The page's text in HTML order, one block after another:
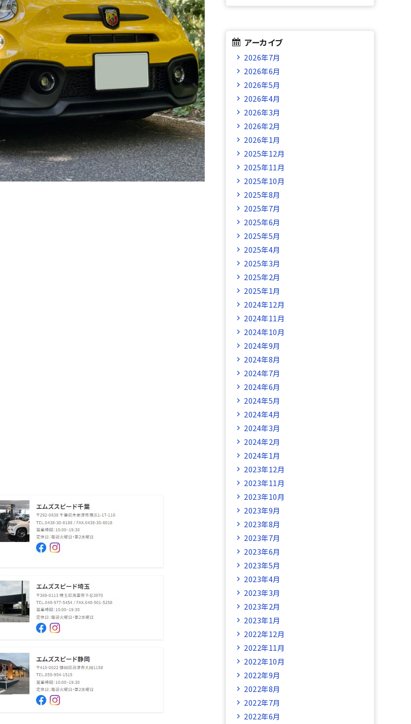
アーカイブ
2026年7月
2026年6月
2026年5月
2026年4月
2026年3月
2026年2月
2026年1月
2025年12月
2025年11月
2025年10月
2025年8月
2025年7月
2025年6月
2025年5月
2025年4月
2025年3月
2025年2月
2025年1月
2024年12月
2024年11月
2024年10月
2024年9月
2024年8月
2024年7月
2024年6月
2024年5月
2024年4月
2024年3月
2024年2月
2024年1月
2023年12月
2023年11月
2023年10月
2023年9月
2023年8月
2023年7月
2023年6月
2023年5月
2023年4月
2023年3月
2023年2月
2023年1月
2022年12月
2022年11月
2022年10月
2022年9月
2022年8月
2022年7月
2022年6月